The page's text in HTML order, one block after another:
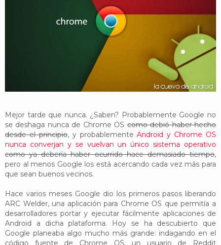
Mejor tarde que nunca. ¿Saben? Probablemente Google no
se deshaga nunca de Chrome OScomo debió haber hecho
desde el principio, y probablementeAndroid y Chrome OS
nunca converjan y se vuelvan un único sistema operativo
como ya debería haber ocurrido hace demasiado tiempo,
pero al menos Google los está acercando cada vez más para
que sean buenos vecinos.
Hace varios meses Google dio los primeros pasos liberando
ARC Welder, una aplicación para Chrome OS que permitía a
desarrolladores portar y ejecutar fácilmente aplicaciones de
Android a dicha plataforma. Hoy se ha descubierto que
Google planeaba algo mucho más grande: indagando en el
código fuente de Chrome OS, un usuario de Reddit